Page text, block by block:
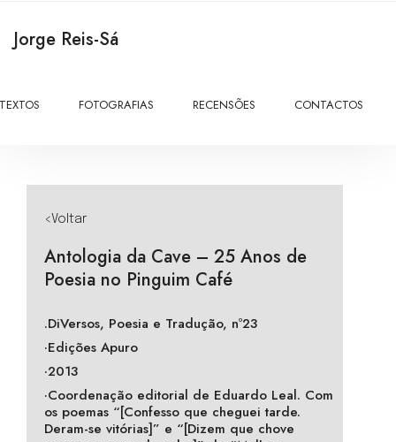
Jorge Reis-Sá
TEXTOS FOTOGRAFIAS RECENSÕES CONTACTOS
<Voltar
Antologia da Cave – 25 Anos de
Poesia no Pinguim Café
.DiVersos, Poesia e Tradução, nº23
·Edições Apuro
·2013
·Coordenação editorial de Eduardo Leal. Com
os poemas “[Confesso que cheguei tarde.
Deram-se vitórias]” e “[Dizem que chove